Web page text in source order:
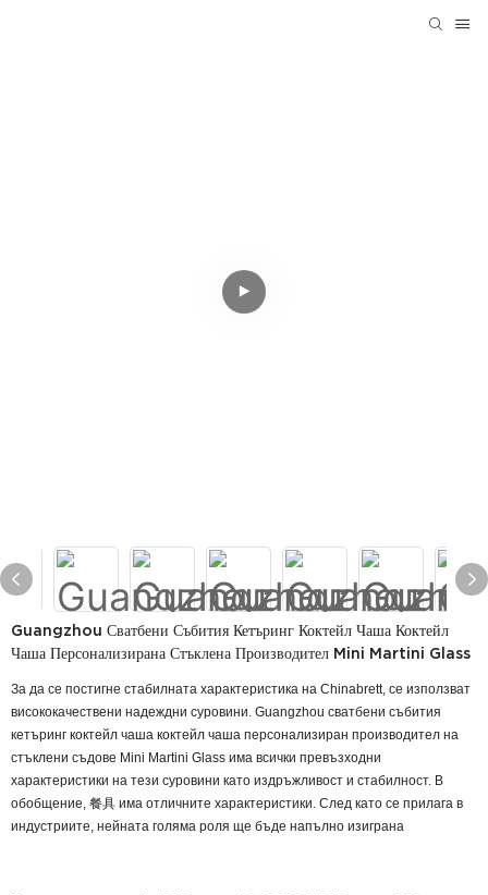
Guangzhou Сватбени Събития Кетъринг Коктейл Чаша Коктейл
Чаша Персонализирана Стъклена Производител Mini Martini Glass
За да се постигне стабилната характеристика на Chinabrett, се използват
висококачествени надеждни суровини. Guangzhou сватбени събития
кетъринг коктейл чаша коктейл чаша персонализиран производител на
стъклени съдове Mini Martini Glass има всички превъзходни
характеристики на тези суровини като издръжливост и стабилност. В
обобщение, 餐具 има отличните характеристики. След като се прилага в
индустриите, нейната голяма роля ще бъде напълно изиграна